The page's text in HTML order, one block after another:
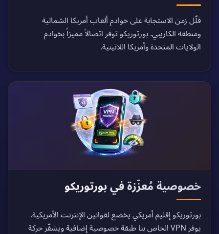
قلّل زمن الاستجابة على خوادم ألعاب أمريكا الشمالية
ومنطقة الكاريبي. بورتوريكو توفر اتصالاً مميزاً بخوادم
الولايات المتحدة وأمريكا اللاتينية.
خصوصية مُعزّزة في بورتوريكو
بورتوريكو إقليم أمريكي يخضع لقوانين الإنترنت الأمريكية.
يوفر VPN الخاص بنا طبقة خصوصية إضافية ويشفّر حركة